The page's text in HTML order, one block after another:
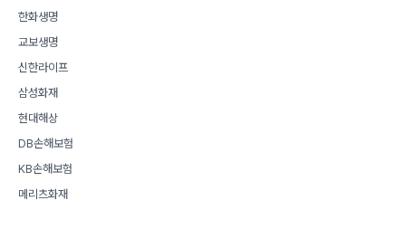
한화생명
교보생명
신한라이프
삼성화재
현대해상
DB손해보험
KB손해보험
메리츠화재